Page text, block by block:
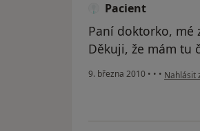
Pacient
Paní doktorko, mé
Děkuji, že mám tu
9. března 2010 • • • podle
Nahlásit